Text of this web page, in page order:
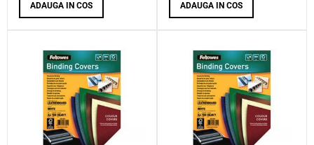
ADAUGA IN COS ADAUGA IN COS